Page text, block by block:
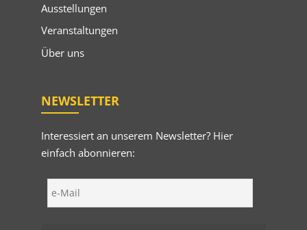
Ausstellungen
Veranstaltungen
Über uns
NEWSLETTER
Interessiert an unserem Newsletter? Hier
einfach abonnieren: